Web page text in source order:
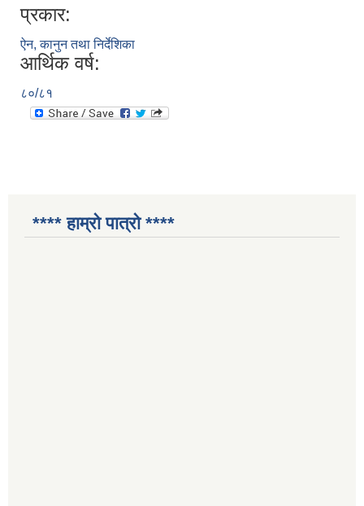
प्रकार:
ऐन, कानुन तथा निर्देशिका
आर्थिक वर्ष:
८०/८१
**** हाम्रो पात्रो ****